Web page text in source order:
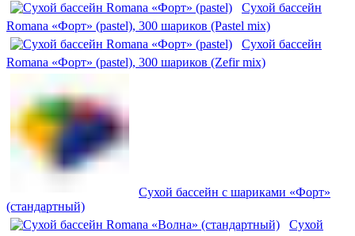
Сухой бассейн
Romana «Форт» (pastel), 300 шариков (Pastel mix)
Сухой бассейн
Romana «Форт» (pastel), 300 шариков (Zefir mix)
Сухой бассейн с шариками «Форт»
(стандартный)
Сухой